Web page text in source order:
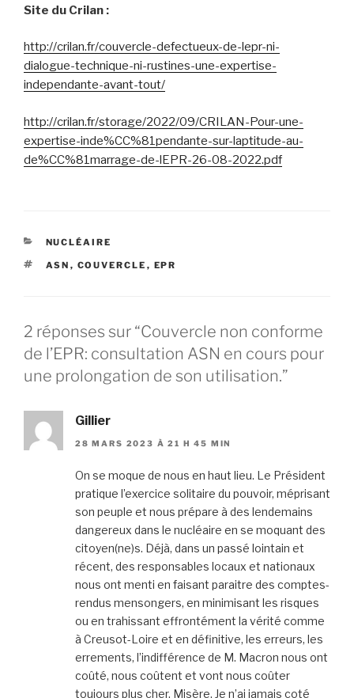
Site du Crilan :
http://crilan.fr/couvercle-defectueux-de-lepr-ni-
dialogue-technique-ni-rustines-une-expertise-
independante-avant-tout/
http://crilan.fr/storage/2022/09/CRILAN-Pour-une-
expertise-inde%CC%81pendante-sur-laptitude-au-
de%CC%81marrage-de-lEPR-26-08-2022.pdf
CATÉGORIES
NUCLÉAIRE
ÉTIQUETTES
ASN , COUVERCLE , EPR
2 réponses sur “Couvercle non conforme
de l’EPR: consultation ASN en cours pour
une prolongation de son utilisation.”
Gillier
28 MARS 2023 À 21 H 45 MIN
On se moque de nous en haut lieu. Le Président
pratique l’exercice solitaire du pouvoir, méprisant
son peuple et nous prépare à des lendemains
dangereux dans le nucléaire en se moquant des
citoyen(ne)s. Déjà, dans un passé lointain et
récent, des responsables locaux et nationaux
nous ont menti en faisant paraitre des comptes-
rendus mensongers, en minimisant les risques
ou en trahissant effrontément la vérité comme
à Creusot-Loire et en définitive, les erreurs, les
errements, l’indifférence de M. Macron nous ont
coûté, nous coûtent et vont nous coûter
toujours plus cher. Misère. Je n’ai jamais coté